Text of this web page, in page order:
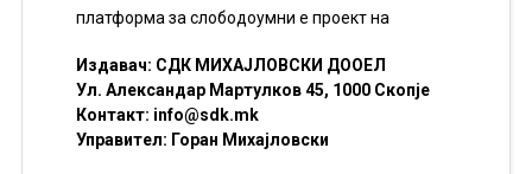
платформа за слободоумни е проект на
Издавач: СДК МИХАЈЛОВСКИ ДООЕЛ
Ул. Александар Мартулков 45, 1000 Скопје
Контакт: info@sdk.mk
Управител: Горан Михајловски